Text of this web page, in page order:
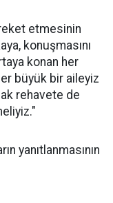
etmesinin
konuşmasını
konan her
büyük bir aileyiz
rehavete de
yanıtlanmasının